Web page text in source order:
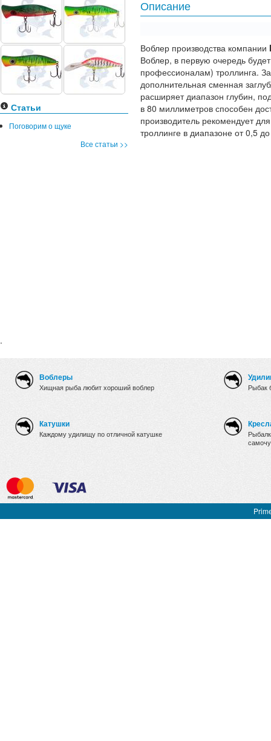
Статьи
Поговорим о щуке
Все статьи >>
.
Описание
Воблер производства компании
Воблер, в первую очередь
профессионалам) троллинга.
дополнительная сменная
расширяет диапазон глубин,
в 80 миллиметров способен
производитель рекомендует
троллинге в диапазоне от 0,5
Воблеры
Хищная рыба любит хороший воблер
Катушки
Каждому удилищу по отличной катушке
Рыбак